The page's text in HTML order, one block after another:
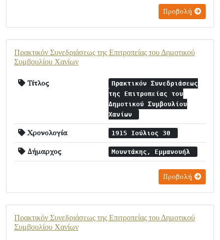
Προβολή
Πρακτικόν Συνεδριάσεως της Επιτροπείας του Δημοτικού
Συμβουλίου Χανίων
Τίτλος
Πρακτικόν Συνεδριάσεως
της Επιτροπείας του
Δημοτικού Συμβουλίου
Χανίων
Χρονολογία 1915 Ιούλιος 30
Δήμαρχος Μουντάκης, Εμμανουήλ
Προβολή
Πρακτικόν Συνεδριάσεως της Επιτροπείας του Δημοτικού
Συμβουλίου Χανίων